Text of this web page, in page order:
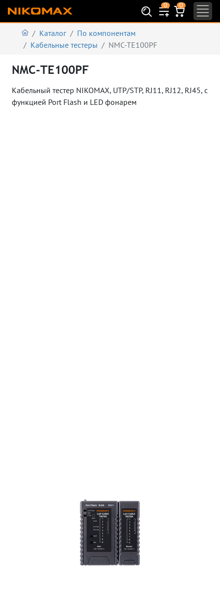
0 0
Каталог
По компонентам
Кабельные тестеры
NMC-TE100PF
NMC-TE100PF
Кабельный тестер NIKOMAX, UTP/STP, RJ11, RJ12, RJ45, с
функцией Port Flash и LED фонарем